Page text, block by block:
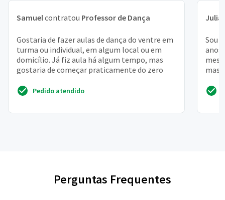
Samuelcontratou Professor de Dança
Gostaria de fazer aulas de dança do ventre em
turma ou individual, em algum local ou em
domicílio. Já fiz aula há algum tempo, mas
gostaria de começar praticamente do zero
Pedido atendido
Sou
anos
mas
Perguntas Frequentes